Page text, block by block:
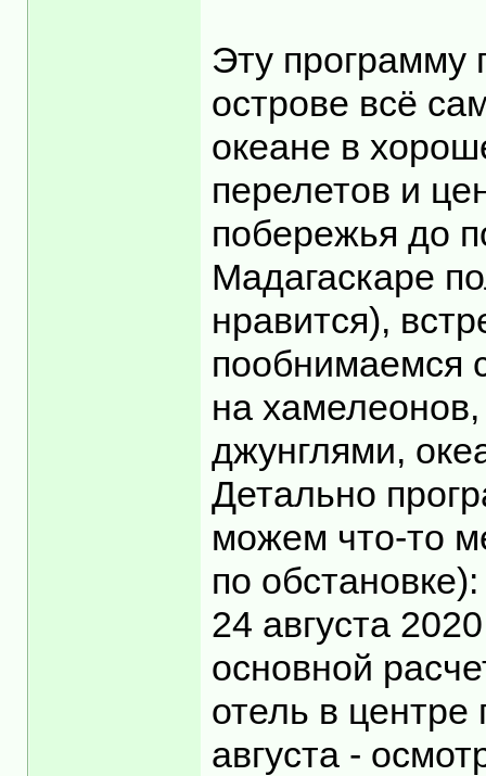
Эту программу
острове всё
океане в
перелетов и
побережья до
Мадагаскаре
нравится),
пообнимаемся
на
джунглями,
Детально
можем что-то
по обстановке):
24 августа
основной
отель в центре
августа -